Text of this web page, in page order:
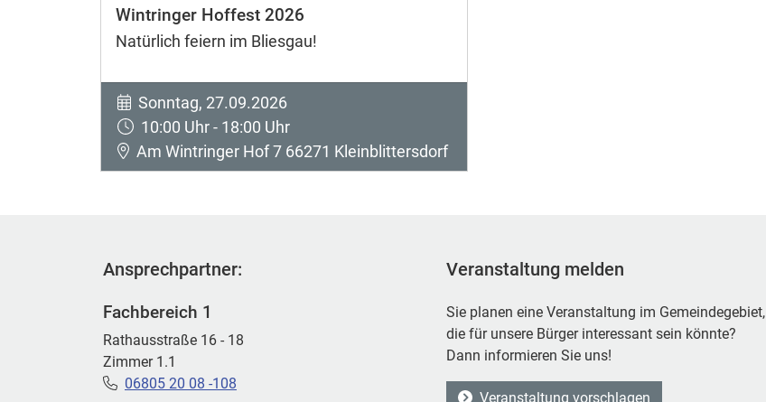
Wintringer Hoffest 2026
Natürlich feiern im Bliesgau!
Sonntag, 27.09.2026
10:00 Uhr - 18:00 Uhr
Am Wintringer Hof 7 66271 Kleinblittersdorf
Ansprechpartner:
Fachbereich 1
Rathausstraße 16 - 18
Zimmer 1.1
06805 20 08 -108
Veranstaltung melden
Sie planen eine Veranstaltung im Gemeindegebiet,
die für unsere Bürger interessant sein könnte?
Dann informieren Sie uns!
Veranstaltung vorschlagen